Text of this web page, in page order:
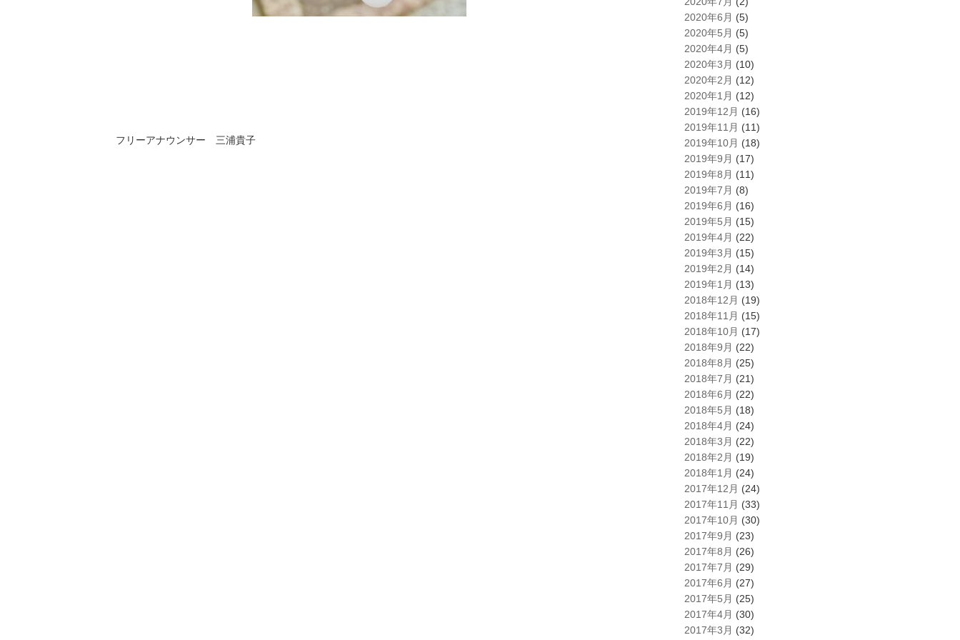
フリーアナウンサー 三浦貴子
2020年6月 (5)
2020年5月 (5)
2020年4月 (5)
2020年3月 (10)
2020年2月 (12)
2020年1月 (12)
2019年12月 (16)
2019年11月 (11)
2019年10月 (18)
2019年9月 (17)
2019年8月 (11)
2019年7月 (8)
2019年6月 (16)
2019年5月 (15)
2019年4月 (22)
2019年3月 (15)
2019年2月 (14)
2019年1月 (13)
2018年12月 (19)
2018年11月 (15)
2018年10月 (17)
2018年9月 (22)
2018年8月 (25)
2018年7月 (21)
2018年6月 (22)
2018年5月 (18)
2018年4月 (24)
2018年3月 (22)
2018年2月 (19)
2018年1月 (24)
2017年12月 (24)
2017年11月 (33)
2017年10月 (30)
2017年9月 (23)
2017年8月 (26)
2017年7月 (29)
2017年6月 (27)
2017年5月 (25)
2017年4月 (30)
2017年3月 (32)